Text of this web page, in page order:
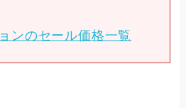
ンのセール価格一覧